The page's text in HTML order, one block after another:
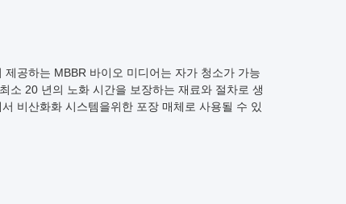
제공하는 MBBR 바이오 미디어는 자가 청소가 가능
소 20 년의 노화 시간을 보장하는 재료와 절차로 생
비산화화 시스템을위한 포장 매체로 사용될 수 있